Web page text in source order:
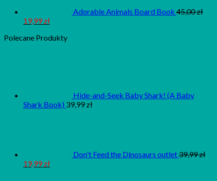
Adorable Animals Board Book 45,00zł
19,99zł
Polecane Produkty
Hide-and-Seek Baby Shark! (A Baby
Shark Book) 39,99 zł
Don't Feed the Dinosaurs outlet39,99zł
19,99zł